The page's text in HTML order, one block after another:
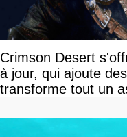
Crimson Desert
à jour, qui ajoute
transforme tout un